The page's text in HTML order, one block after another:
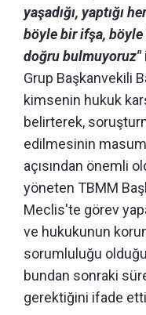
yaşadığı, yaptığı
böyle bir ifşa, böyle
doğru bulmuyoruz"
Grup Başkanvekili
kimsenin hukuk
belirterek,
edilmesinin
açısından önemli
yöneten TBMM
Meclis'te görev
ve hukukunun
sorumluluğu
bundan sonraki
gerektiğini ifade